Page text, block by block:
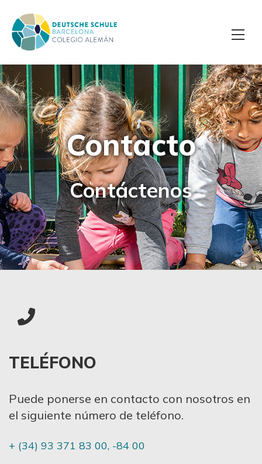
Contáctenos
Contacto
TELÉFONO
Puede ponerse en contacto con nosotros en
el siguiente número de teléfono.
+ (34) 93 371 83 00, -84 00